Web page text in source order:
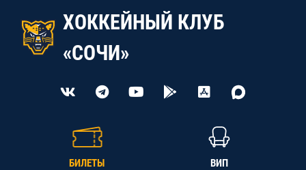
ХОККЕЙНЫЙ КЛУБ
«СОЧИ»
БИЛЕТЫ ВИП